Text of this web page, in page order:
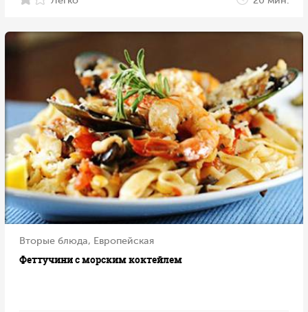
Вторые блюда, Европейская
Феттучини с морским коктейлем